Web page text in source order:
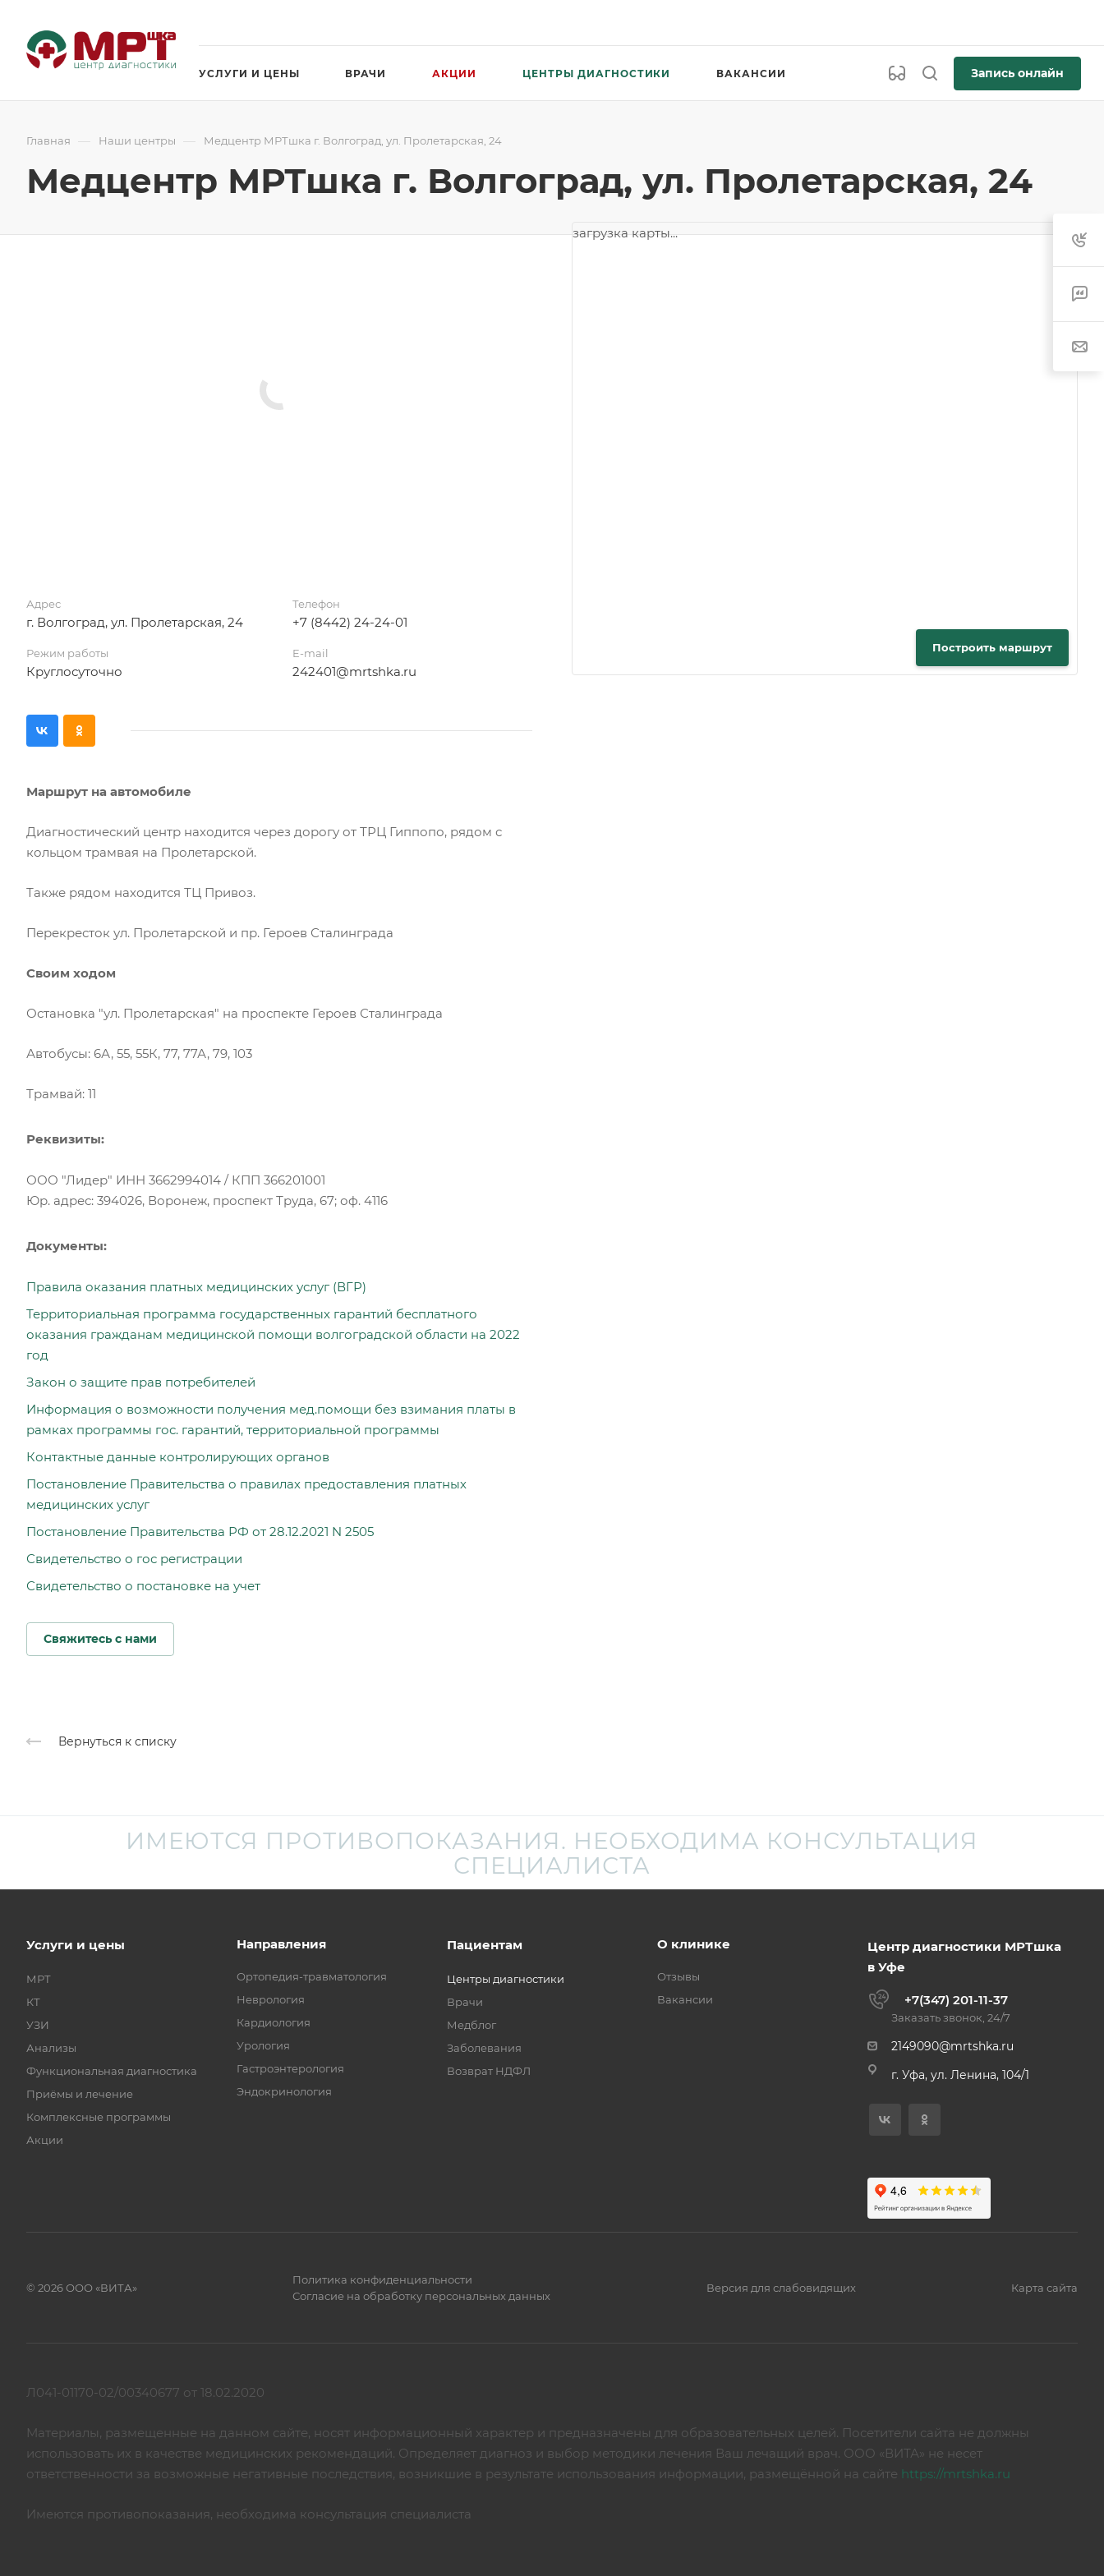
УСЛУГИ И ЦЕНЫ ВРАЧИ АКЦИИ ЦЕНТРЫ ДИАГНОСТИКИ ВАКАНСИИ Запись онлайн
Главная — Наши центры — Медцентр МРТшка г. Волгоград, ул. Пролетарская, 24
Медцентр МРТшка г. Волгоград, ул. Пролетарская, 24
Адрес
г. Волгоград, ул. Пролетарская, 24
Режим работы
Круглосуточно
Телефон
+7 (8442) 24-24-01
E-mail
242401@mrtshka.ru
Маршрут на автомобиле
Диагностический центр находится через дорогу от ТРЦ Гиппопо, рядом с
кольцом трамвая на Пролетарской.
Также рядом находится ТЦ Привоз.
Перекресток ул. Пролетарской и пр. Героев Сталинграда
Своим ходом
Остановка "ул. Пролетарская" на проспекте Героев Сталинграда
Автобусы: 6А, 55, 55К, 77, 77А, 79, 103
Трамвай: 11
Реквизиты:
ООО "Лидер" ИНН 3662994014 / КПП 366201001
Юр. адрес: 394026, Воронеж, проспект Труда, 67; оф. 4116
Документы:
Правила оказания платных медицинских услуг (ВГР)
Территориальная программа государственных гарантий бесплатного
оказания гражданам медицинской помощи волгоградской области на 2022
год
Закон о защите прав потребителей
Информация о возможности получения мед.помощи без взимания платы в
рамках программы гос. гарантий, территориальной программы
Контактные данные контролирующих органов
Постановление Правительства о правилах предоставления платных
медицинских услуг
Постановление Правительства РФ от 28.12.2021 N 2505
Свидетельство о гос регистрации
Свидетельство о постановке на учет
Свяжитесь с нами
загрузка карты...
Построить маршрут
Вернуться к списку
ИМЕЮТСЯ ПРОТИВОПОКАЗАНИЯ. НЕОБХОДИМА КОНСУЛЬТАЦИЯ
СПЕЦИАЛИСТА
Услуги и цены
МРТ
КТ
УЗИ
Анализы
Функциональная диагностика
Приёмы и лечение
Комплексные программы
Акции
Направления
Ортопедия-травматология
Неврология
Кардиология
Урология
Гастроэнтерология
Эндокринология
Пациентам
Центры диагностики
Врачи
Медблог
Заболевания
Возврат НДФЛ
О клинике
Отзывы
Вакансии
Центр диагностики МРТшка
в Уфе
+7(347) 201-11-37
Заказать звонок, 24/7
2149090@mrtshka.ru
г. Уфа, ул. Ленина, 104/1
© 2026 ООО «ВИТА»
Политика конфиденциальности
Согласие на обработку персональных данных
Версия для слабовидящих Карта сайта
Л041-01170-02/00340677 от 18.02.2020
Материалы, размещенные на данном сайте, носят информационный характер и предназначены для образовательных целей. Посетители сайта не должны
использовать их в качестве медицинских рекомендаций. Определяет диагноз и выбор методики лечения Ваш лечащий врач. ООО «ВИТА» не несет
ответственности за возможные негативные последствия, возникшие в результате использования информации, размещённой на сайте https://mrtshka.ru
Имеются противопоказания, необходима консультация специалиста